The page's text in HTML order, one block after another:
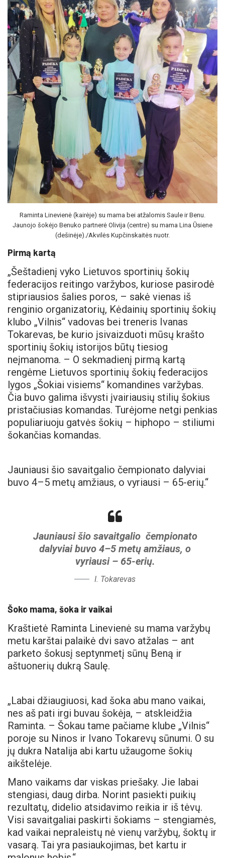
Raminta Linevienė (kairėje) su mama bei atžalomis Saule ir Benu.
Jaunojo šokėjo Benuko partnerė Olivija (centre) su mama Lina Ūsiene
(dešinėje)./Akvilės Kupčinskaitės nuotr.
Pirmą kartą
„Šeštadienį vyko Lietuvos sportinių šokių
federacijos reitingo varžybos, kuriose pasirodė
stipriausios šalies poros, – sakė vienas iš
renginio organizatorių, Kėdainių sportinių šokių
klubo „Vilnis“ vadovas bei treneris Ivanas
Tokarevas, be kurio įsivaizduoti mūsų krašto
sportinių šokių istorijos būtų tiesiog
neįmanoma. – O sekmadienį pirmą kartą
rengėme Lietuvos sportinių šokių federacijos
lygos „Šokiai visiems“ komandines varžybas.
Čia buvo galima išvysti įvairiausių stilių šokius
pristačiusias komandas. Turėjome netgi penkias
populiariuoju gatvės šokių – hiphopo – stiliumi
šokančias komandas.
Jauniausi šio savaitgalio čempionato dalyviai
buvo 4–5 metų amžiaus, o vyriausi – 65-erių.“
Jauniausi šio savaitgalio čempionato
dalyviai buvo 4–5 metų amžiaus, o
vyriausi – 65-erių.
I. Tokarevas
Šoko mama, šoka ir vaikai
Kraštietė Raminta Linevienė su mama varžybų
metu karštai palaikė dvi savo atžalas – ant
parketo šokusį septynmetį sūnų Beną ir
aštuonerių dukrą Saulę.
„Labai džiaugiuosi, kad šoka abu mano vaikai,
nes aš pati irgi buvau šokėja, – atskleidžia
Raminta. – Šokau tame pačiame klube „Vilnis“
poroje su Ninos ir Ivano Tokarevų sūnumi. O su
jų dukra Natalija abi kartu užaugome šokių
aikštelėje.
Mano vaikams dar viskas priešaky. Jie labai
stengiasi, daug dirba. Norint pasiekti puikių
rezultatų, didelio atsidavimo reikia ir iš tėvų.
Visi savaitgaliai paskirti šokiams – stengiamės,
kad vaikai nepraleistų nė vienų varžybų, šoktų ir
vasarą. Tai yra pasiaukojimas, bet kartu ir